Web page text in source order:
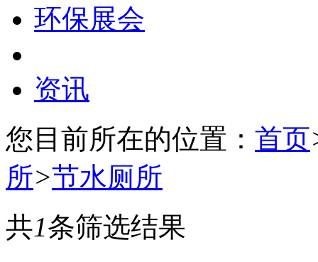
环保展会
资讯
您目前所在的位置： 首页
所>节水厕所
共1条筛选结果